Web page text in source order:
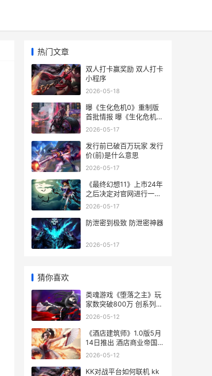
热门文章
双人打卡赢奖励 双人打卡
小程序
2026-05-18
曝《生化危机0》重制版
首批情报 曝《生化危机
9》是系列终章
2026-05-17
发行前已破百万玩家 发行
价(前)是什么意思
2026-05-17
《最终幻想11》上市24年
之后决定对官网进行一次
改版 最终幻想11剧情详解
2026-05-17
防泄密到极致 防泄密神器
2026-05-17
猜你喜欢
类魂游戏《堕落之主》玩
家数突破800万 创系列新
高 堕落之魂是多少级buff
2026-05-12
《酒店建筑师》1.0版5月
14日推出 酒店商业帝国建
设 《酒店建筑师》餐桌怎
2026-05-12
KK对战平台如何联机 kk